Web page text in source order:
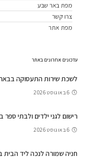
מפת באר שבע
צרו קשר
מפת אתר
עדכונים אחרונים באתר
לשכת שירות התעסוקה
6 באוגוסט 2026
רישום לגני ילדים ולבתי
6 באוגוסט 2026
חניה שמורה לנכה ליד